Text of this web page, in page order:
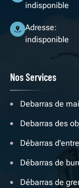
indisponible
Adresse:
indisponible
Nos Services
Debarras de
Debarras des
Débarras
Débarras de
Débarras de